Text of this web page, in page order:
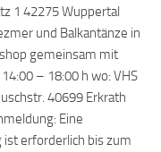
1 42275 Wuppertal
und Balkantänze in
gemeinsam mit
– 18:00 h wo: VHS
40699 Erkrath
Eine
erforderlich bis zum